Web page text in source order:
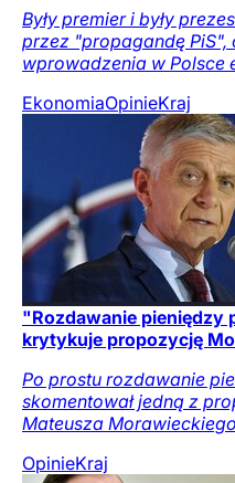
Były premier i były
przez "propagandę PiS",
wprowadzenia w Polsce
EkonomiaOpinieKraj
"Rozdawanie pieniędzy
krytykuje propozycję
Po prostu rozdawanie
skomentował jedną z
Mateusza
OpinieKraj